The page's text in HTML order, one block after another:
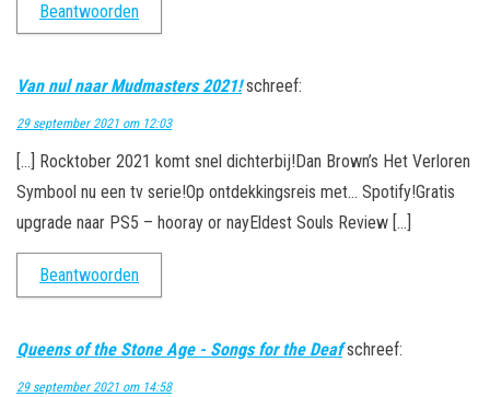
Beantwoorden
Van nul naar Mudmasters 2021! schreef:
29 september 2021 om 12:03
[…] Rocktober 2021 komt snel dichterbij!Dan Brown’s Het Verloren
Symbool nu een tv serie!Op ontdekkingsreis met… Spotify!Gratis
upgrade naar PS5 – hooray or nayEldest Souls Review […]
Beantwoorden
Queens of the Stone Age - Songs for the Deaf schreef:
29 september 2021 om 14:58